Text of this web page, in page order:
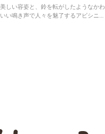
美しい容姿と、鈴を転がしたようなかわ
いい鳴き声で人々を魅了するアビシニ...